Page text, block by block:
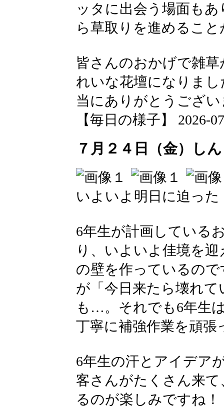
ッタに出会う場面も
ら草取りを進めるこ
皆さんのおかげで雑
れいな花壇になりま
当にありがとうござ
【毎日の様子】 2026-
７月２４日（金）し
いよいよ明日に迫っ
6年生が計画している
り、いよいよ佳境を
の壁を作っているの
が「今日来たら壊れ
も…。それでも6年生
丁寧に補強作業を頑張
6年生の汗とアイデア
客さんがたくさん来
るのが楽しみですね！